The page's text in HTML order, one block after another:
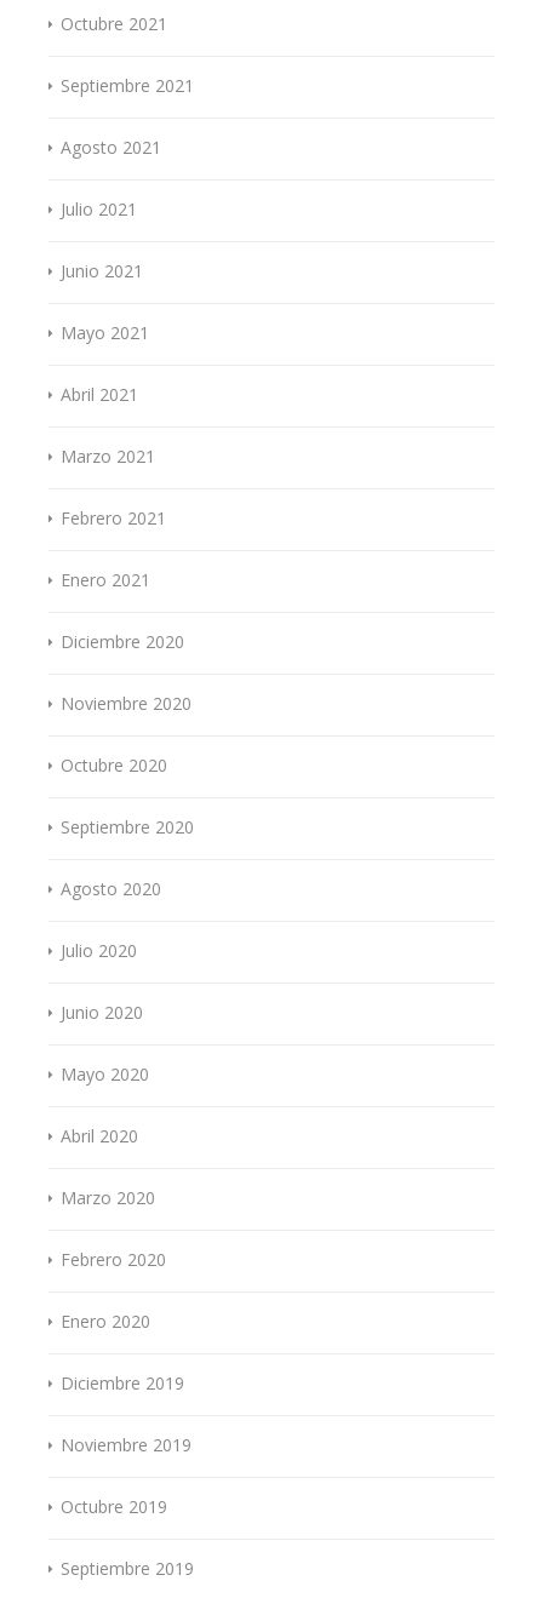
Octubre 2021
Septiembre 2021
Agosto 2021
Julio 2021
Junio 2021
Mayo 2021
Abril 2021
Marzo 2021
Febrero 2021
Enero 2021
Diciembre 2020
Noviembre 2020
Octubre 2020
Septiembre 2020
Agosto 2020
Julio 2020
Junio 2020
Mayo 2020
Abril 2020
Marzo 2020
Febrero 2020
Enero 2020
Diciembre 2019
Noviembre 2019
Octubre 2019
Septiembre 2019